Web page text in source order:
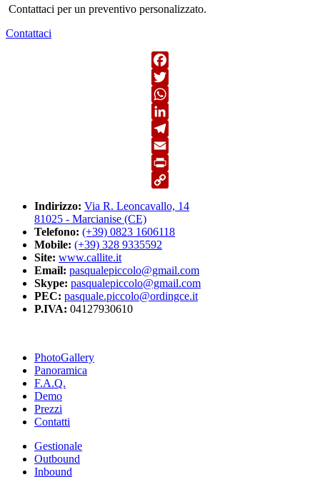
Contattaci per un preventivo personalizzato.
Contattaci
Facebook
Twitter
WhatsApp
LinkedIn
Telegram
Email
Print
Link
Indirizzo: Via R. Leoncavallo, 14
81025 - Marcianise (CE)
Telefono: (+39) 0823 1606118
Mobile: (+39) 328 9335592
Site: www.callite.it
Email: pasqualepiccolo@gmail.com
Skype: pasqualepiccolo@gmail.com
PEC: pasquale.piccolo@ordingce.it
P.IVA: 04127930610
PhotoGallery
Panoramica
F.A.Q.
Demo
Prezzi
Contatti
Gestionale
Outbound
Inbound